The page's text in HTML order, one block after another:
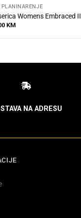
PLANINARENJE
Womens Embraced II
KM
is:
NA ADRESU